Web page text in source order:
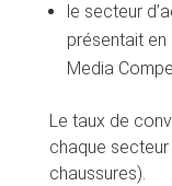
le secteur
présentait
Media
Le taux de
chaque secteur
chaussures).